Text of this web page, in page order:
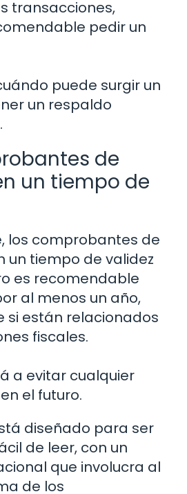
transacciones,
pedir un
puede surgir un
un respaldo
de
un tiempo de
los comprobantes de
un tiempo de validez
es recomendable
al menos un año,
si están relacionados
fiscales.
a evitar cualquier
el futuro.
diseñado para ser
de leer, con un
que involucra al
de los